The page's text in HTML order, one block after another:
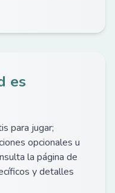
es
para jugar;
opcionales u
la página de
y detalles